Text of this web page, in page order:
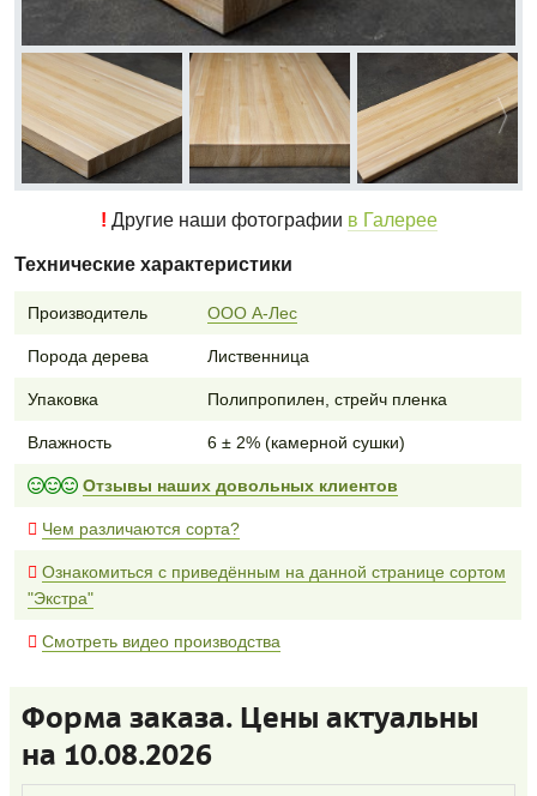
! Другие наши фотографии в Галерее
Технические характеристики
Производитель ООО А-Лес
Порода дерева Лиственница
Упаковка Полипропилен, стрейч пленка
Влажность 6 ± 2% (камерной сушки)
Отзывы наших довольных клиентов
Чем различаются сорта?
Ознакомиться с приведённым на данной странице сортом
"Экстра"
Смотреть видео производства
Форма заказа. Цены актуальны
на 10.08.2026